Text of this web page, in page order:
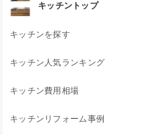
キッチントップ
キッチンを探す
キッチン人気ランキング
キッチン費用相場
キッチンリフォーム事例